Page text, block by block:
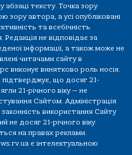
абзаці тексту. Точка зору
зору автора, а усі опубліковані
та всебічність
не відповідає за
інформації, а також може не
читачами сайту в
виконує винятково роль носія.
що досяг 21-
21-річного віку — не
Сайтом. Адміністрація
використання Сайту
не досяг 21-річного віку.
на правах реклами.
є інтелектуальною